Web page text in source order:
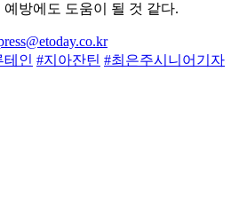
방에도 도움이 될 것 같다.
테인 #지아잔틴 #최은주시니어기자